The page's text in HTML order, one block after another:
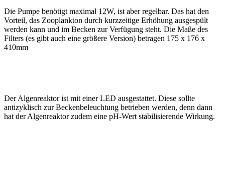
Die Pumpe benötigt maximal 12W, ist aber regelbar. Das hat den
Vorteil, das Zooplankton durch kurzzeitige Erhöhung ausgespült
werden kann und im Becken zur Verfügung steht. Die Maße des
Filters (es gibt auch eine größere Version) betragen 175 x 176 x
410mm
Der Algenreaktor ist mit einer LED ausgestattet. Diese sollte
antizyklisch zur Beckenbeleuchtung betrieben werden, denn dann
hat der Algenreaktor zudem eine pH-Wert stabilisierende Wirkung.